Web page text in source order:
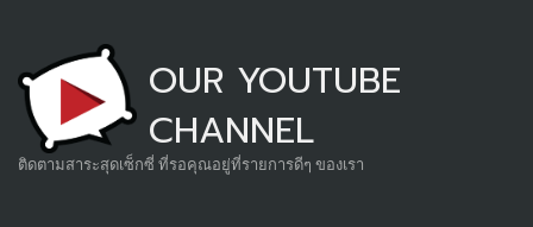
OUR YOUTUBE
CHANNEL
ติดตามสาระสุดเซ็กซี่ ที่รอคุณอยู่ที่รายการดีๆ ของเรา